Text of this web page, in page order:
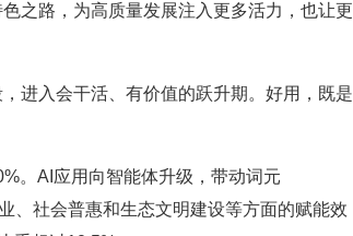
之路，为高质量发展注入更多活力，也让更
进入会干活、有价值的跃升期。好用，既是
。AI应用向智能体升级，带动词元
、社会普惠和生态文明建设等方面的赋能效